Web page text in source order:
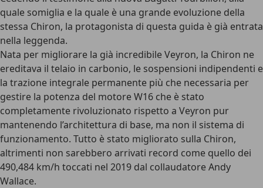
quale somiglia e la quale è una grande evoluzione della
stessa Chiron, la protagonista di questa guida è già entrata
nella leggenda.
Nata per migliorare la già incredibile Veyron, la Chiron ne
ereditava il telaio in carbonio, le sospensioni indipendenti e
la trazione integrale permanente più che necessaria per
gestire la potenza del motore W16 che è stato
completamente rivoluzionato rispetto a Veyron pur
mantenendo l’architettura di base, ma non il sistema di
funzionamento. Tutto è stato migliorato sulla Chiron,
altrimenti non sarebbero arrivati record come quello dei
490,484 km/h toccati nel 2019 dal collaudatore Andy
Wallace.